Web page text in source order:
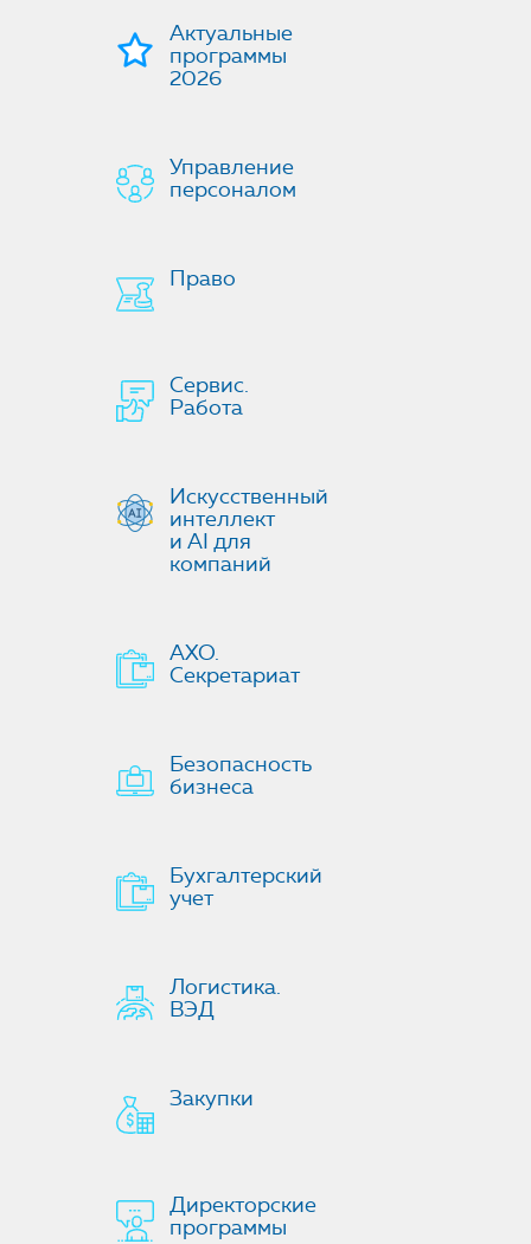
Актуальные
программы
2026
Управление
персоналом
Право
Сервис.
Работа
Искусственный
интеллект
и AI для
компаний
АХО.
Секретариат
Безопасность
бизнеса
Бухгалтерский
учет
Логистика.
ВЭД
Закупки
Директорские
программы